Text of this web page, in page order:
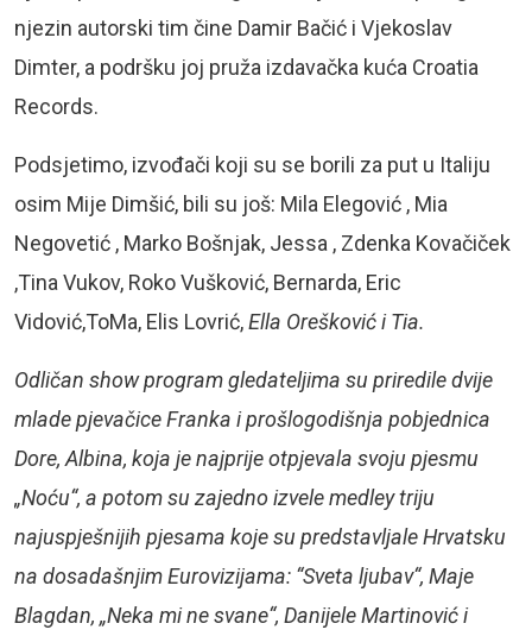
njezin autorski tim čine Damir Bačić i Vjekoslav
Dimter, a podršku joj pruža izdavačka kuća Croatia
Records.
Podsjetimo, izvođači koji su se borili za put u Italiju
osim Mije Dimšić, bili su još: Mila Elegović , Mia
Negovetić , Marko Bošnjak, Jessa , Zdenka Kovačiček
,Tina Vukov, Roko Vušković, Bernarda, Eric
Vidović,ToMa, Elis Lovrić,Ella Orešković i Tia.
Odličan showprogram gledateljima su priredile dvije
mlade pjevačice Franka i prošlogodišnja pobjednica
Dore, Albina, koja je najprije otpjevala svoju pjesmu
„Noću“, a potom su zajedno izvelemedleytriju
najuspješnijih pjesama koje su predstavljale Hrvatsku
na dosadašnjim Eurovizijama: “Sveta ljubav“, Maje
Blagdan, „Neka mi ne svane“, Danijele Martinović i